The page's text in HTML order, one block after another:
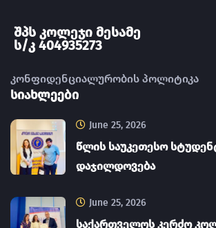
შპს კოლეჯი მესამე
ს/კ 404935273
კონფიდენციალურობის პოლიტიკა
სიახლეები
June 25, 2026
წლის საუკეთესო
დაჯილდოვება
June 25, 2026
საქართველოს კერძო